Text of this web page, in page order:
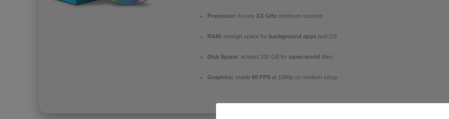
Processor: 6-core 3.5 GHz minimum required
RAM: enough space for background apps and OS
Disk Space: at least 100 GB for open-world titles
Graphics: stable 60 FPS at 1080p on medium setup